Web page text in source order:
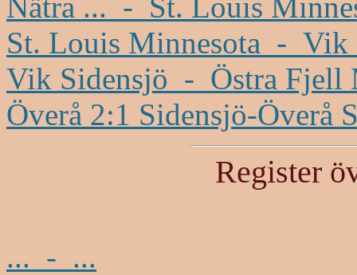
St. Louis Minnesota - Vik
Vik Sidensjö - Östra Fjell
Överå 2:1 Sidensjö-Överå
Register
... - ...